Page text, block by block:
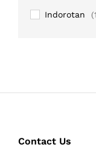
Indorotan
Contact Us